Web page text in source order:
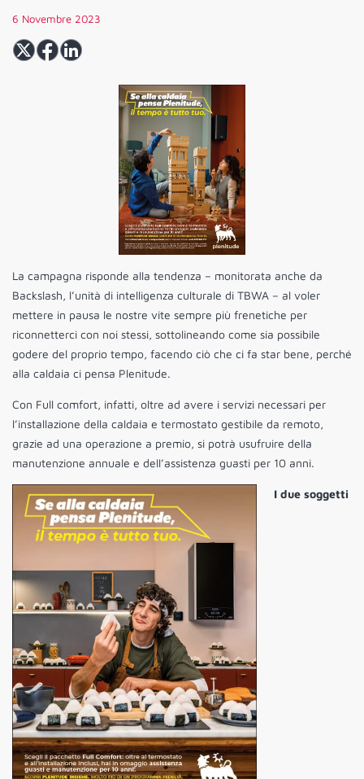
6 Novembre 2023
La campagna risponde alla tendenza – monitorata anche da
Backslash, l’unità di intelligenza culturale di TBWA – al voler
mettere in pausa le nostre vite sempre più frenetiche per
riconnetterci con noi stessi, sottolineando come sia possibile
godere del proprio tempo, facendo ciò che ci fa star bene, perché
alla caldaia ci pensa Plenitude.
Con Full comfort, infatti, oltre ad avere i servizi necessari per
l’installazione della caldaia e termostato gestibile da remoto,
grazie ad una operazione a premio, si potrà usufruire della
manutenzione annuale e dell’assistenza guasti per 10 anni.
I due soggetti